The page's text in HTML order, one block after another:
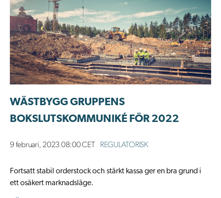
9 februari, 2023 08:00 CET REGULATORISK
WÄSTBYGG GRUPPENS
BOKSLUTSKOMMUNIKÉ FÖR 2022
Fortsatt stabil orderstock och stärkt kassa ger en bra grund i
ett osäkert marknadsläge.